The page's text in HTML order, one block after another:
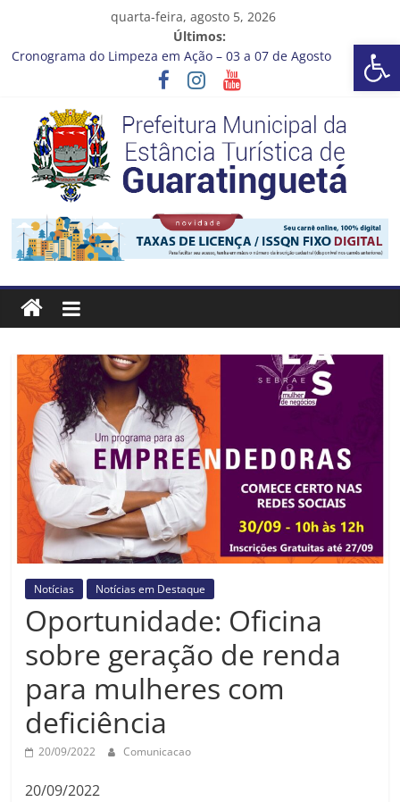
Barra de Ferramentas Aberta
quarta-feira, agosto 5, 2026
Últimos:
Cronograma do Limpeza em Ação – 03 a 07 de Agosto
Prefeitura de Guaratinguetá entrega revitalização da Praça
Vem conferir como nossos alunos estão ainda mais lindos!
CRONOGRAMA DE LAVAGEM E LIMPEZA DOS RESERVATÓRIOS
Guaratinguetá se destaca em competições esportivas da
região
Prefeitura
Estância
Turística
Guaratinguetá
Prefeitura
Estância
Turística
Guaratinguetá
Notícias Notícias em Destaque
Oportunidade: Oficina
sobre geração de renda
para mulheres com
deficiência
20/09/2022 Comunicacao
20/09/2022